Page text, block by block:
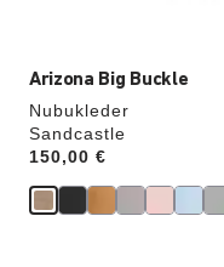
Arizona Big Buckle
Nubukleder
Sandcastle
Price:
150,00 €